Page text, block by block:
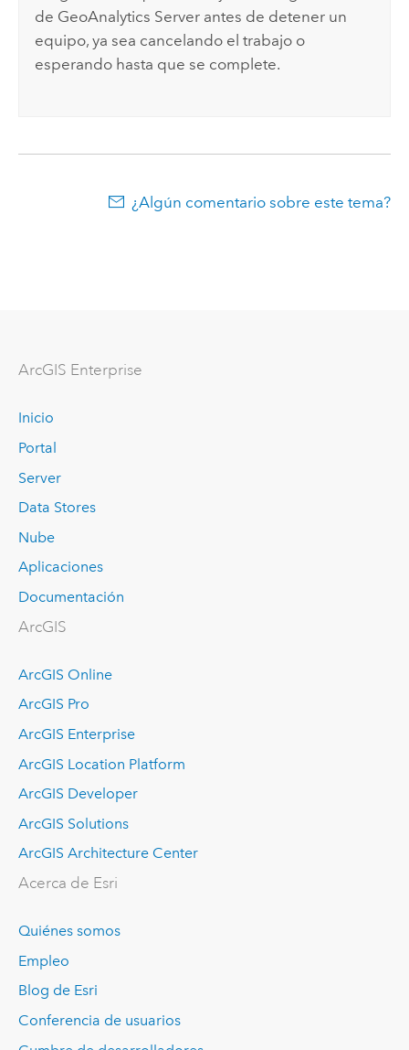
de GeoAnalytics Server antes de detener un
equipo, ya sea cancelando el trabajo o
esperando hasta que se complete.
¿Algún comentario sobre este tema?
ArcGIS Enterprise
Inicio
Portal
Server
Data Stores
Nube
Aplicaciones
Documentación
ArcGIS
ArcGIS Online
ArcGIS Pro
ArcGIS Enterprise
ArcGIS Location Platform
ArcGIS Developer
ArcGIS Solutions
ArcGIS Architecture Center
Acerca de Esri
Quiénes somos
Empleo
Blog de Esri
Conferencia de usuarios